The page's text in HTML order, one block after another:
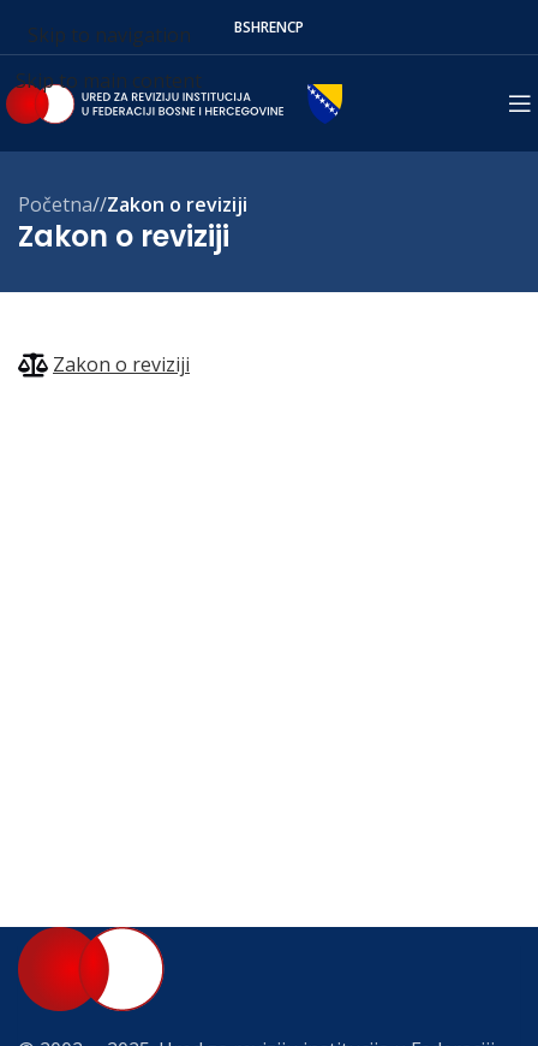
Skip to navigation
Skip to main content
BSHRENСР
Zakon o reviziji
Početna/ Zakon o reviziji
Zakon o reviziji